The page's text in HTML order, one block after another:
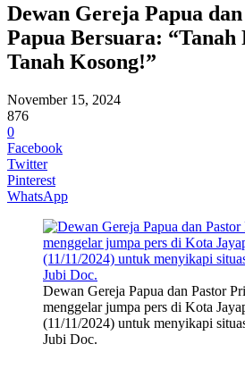
Dewan Gereja Papua
Papua Bersuara: “Tanah
Tanah Kosong!”
November 15, 2024
876
0
Facebook
Twitter
Pinterest
WhatsApp
Dewan Gereja Papua dan Pastor
menggelar jumpa pers di Kota
(11/11/2024) untuk menyikapi
Jubi Doc.